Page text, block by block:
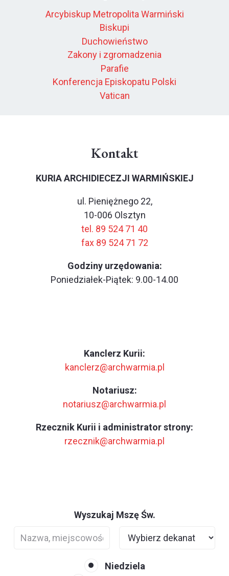
Arcybiskup Metropolita Warmiński
Biskupi
Duchowieństwo
Zakony i zgromadzenia
Parafie
Konferencja Episkopatu Polski
Vatican
Kontakt
KURIA ARCHIDIECEZJI WARMIŃSKIEJ
ul. Pieniężnego 22,
10-006 Olsztyn
tel. 89 524 71 40
fax 89 524 71 72
Godziny urzędowania:
Poniedziałek-Piątek: 9.00-14.00
Kanclerz Kurii:
kanclerz@archwarmia.pl
Notariusz:
notariusz@archwarmia.pl
Rzecznik Kurii i administrator strony:
rzecznik@archwarmia.pl
Wyszukaj Mszę Św.
Niedziela